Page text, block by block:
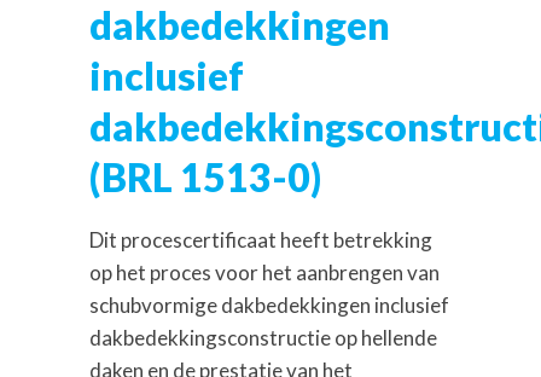
dakbedekkingen
inclusief
(BRL 1513-0)
Dit procescertificaat heeft betrekking
ophet procesvoorhet aanbrengenvan
schubvormigedakbedekkingen inclusief
dakbedekkingsconstructieop hellende
daken en de prestatie van het